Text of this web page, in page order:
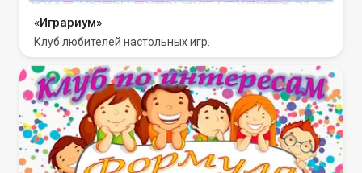
«Играриум»
Клуб любителей настольных игр.